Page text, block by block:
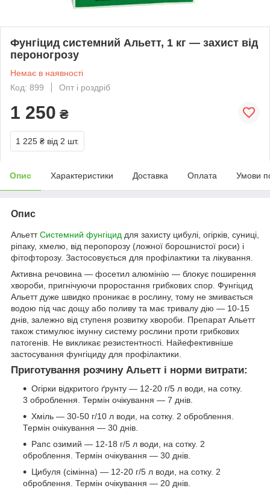
Фунгіцид системний Альетт, 1 кг — захист від
пероногрозу
Немає в наявності
Код: 899
Опт і роздріб
1 250 ₴
1 225 ₴ від 2 шт.
Опис Характеристики Доставка Оплата Умови
Опис
АльеттСистемний фунгіцид для захисту цибулі, огірків, суниці,
ріпаку, хмелю, від перопорозу (ложної борошнистої роси) і
фітофторозу. Застосовується для профілактики та лікування.
Активна речовина — фосетил алюмінію — блокує поширення
хвороби, пригнічуючи проростання грибкових спор. Фунгіцид
Альетт дуже швидко проникає в рослину, тому не змивається
водою під час дощу або поливу та має тривалу дію — 10-15
днів, залежно від ступеня розвитку хвороби. Препарат Альетт
також стимулює імунну систему рослини проти грибкових
патогенів. Не викликає резистентності. Найефективніше
застосування фунгіциду для профілактики.
Приготування розчину Альетт і норми витрати:
Огірки відкритого ґрунту — 12-20 г/5 л води, на сотку.
3 оброблення. Термін очікування — 7 днів.
Хміль — 30-50 г/10 л води, на сотку. 2 оброблення.
Термін очікування — 30 днів.
Рапс озимий — 12-18 г/5 л води, на сотку. 2
оброблення. Термін очікування — 30 днів.
Цибуля (сімінна) — 12-20 г/5 л води, на сотку. 2
оброблення. Термін очікування — 20 днів.